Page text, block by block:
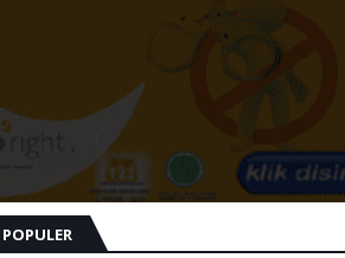
POPULER